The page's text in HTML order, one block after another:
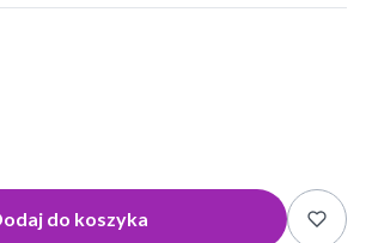
do koszyka